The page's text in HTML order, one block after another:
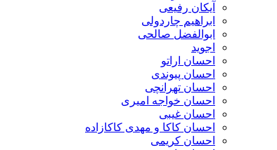
آیکان رفیعی
ابراهیم چاردولی
ابوالفضل صالحی
اجوید
احسان اراتو
احسان پیوندی
احسان تهرانچی
احسان خواجه امیری
احسان غیبی
احسان کاکا و مهدی کاکازاده
احسان کریمی